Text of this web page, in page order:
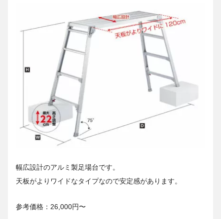
幅広設計のアルミ製足場台です。
天板がよりワイドなタイプなので安定感があります。
参考価格：26,000円〜